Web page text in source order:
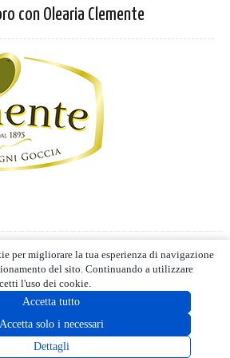
con Olearia Clemente
d'uso- Blog editoriale
| ALL RIGHTS RESERVED | © 2021
per migliorare la tua esperienza di navigazione
del sito. Continuando a utilizzare
l'uso dei cookie.
Accetta tutto
Accetta solo i necessari
Dettagli